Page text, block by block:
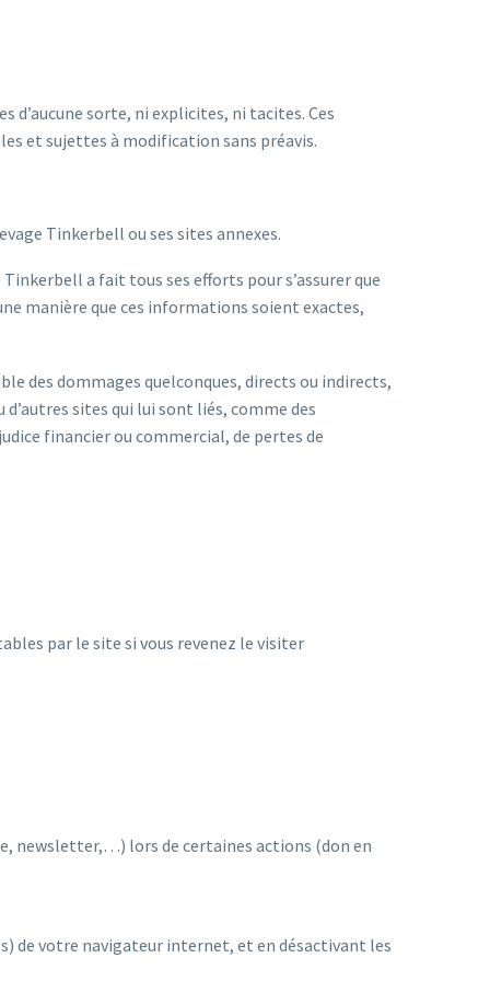
sorte, ni explicites, ni tacites. Ces
et sujettes à modification sans préavis.
Tinkerbell ou ses sites annexes.
a fait tous ses efforts pour s’assurer que
manière que ces informations soient exactes,
des dommages quelconques, directs ou indirects,
sites qui lui sont liés, comme des
financier ou commercial, de pertes de
par le site si vous revenez le visiter
newsletter,…) lors de certaines actions (don en
de votre navigateur internet, et en désactivant les